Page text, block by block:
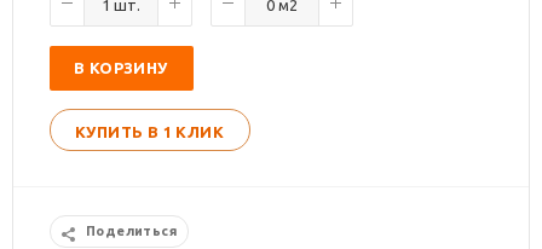
В КОРЗИНУ
КУПИТЬ В 1 КЛИК
Поделиться